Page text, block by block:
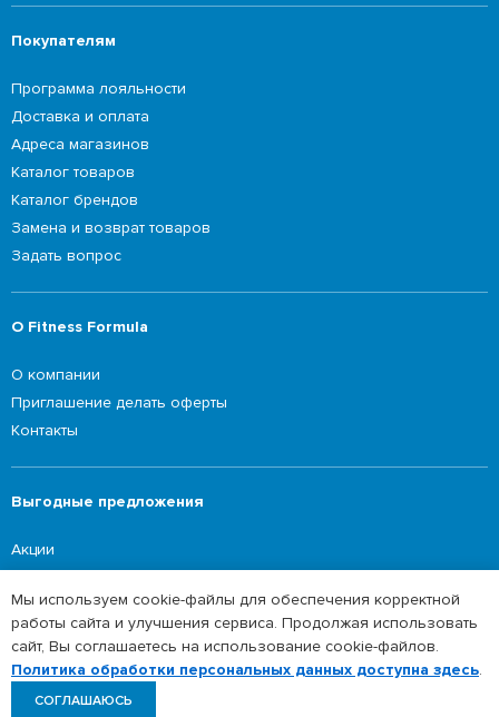
Покупателям
Программа лояльности
Доставка и оплата
Адреса магазинов
Каталог товаров
Каталог брендов
Замена и возврат товаров
Задать вопрос
О Fitness Formula
О компании
Приглашение делать оферты
Контакты
Выгодные предложения
Акции
©2026 Fitness Formula
Политика обработки персональных данных
Мы используем cookie-файлы для обеспечения корректной
работы сайта и улучшения сервиса. Продолжая использовать
сайт, Вы соглашаетесь на использование cookie-файлов.
Политика обработки персональных данных доступна здесь.
СОГЛАШАЮСЬ